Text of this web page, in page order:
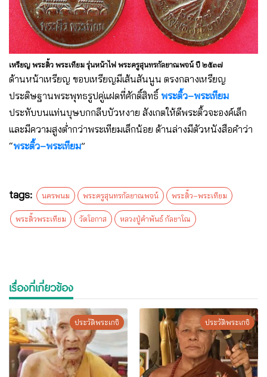
เหรียญ พระติ้ว พระเทียม รุ่นหน้าไฟ พระครูสุนทรกัลยาณพจน์ ปี ๒๕๓๗
ด้านหน้าเหรียญ ขอบเหรียญมีเส้นสันนูน ตรงกลางเหรียญ
ประดิษฐานพระพุทธรูปคู่แฝดที่ศักดิ์สิทธิ์ พระติ้ว–พระเทียม
ประทับบนแท่นบุษบกกลีบบัวหงาย สังเกตให้ดีพระติ้วจะองค์เล็ก
และมีความสูงต่ำกว่าพระเทียมเล็กน้อย ด้านล่างมีตัวหนังสือคำว่า
“พระติ้ว–พระเทียม”
tags: นครพนม พระครูสุนทรกัลยาณพจน์ พระติ้ว–พระเทียม
พระติ้วพระเทียม วัดโอกาส หลวงปู่คำพันธ์ กัลยาโณ
เรื่องที่เกี่ยวข้อง
ประวัติพระเกจิ ประวัติพระเกจิ